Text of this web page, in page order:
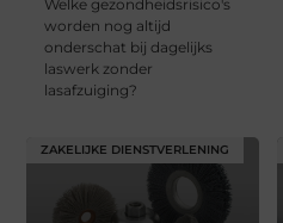
Welke gezondheidsrisico's
worden nog altijd
onderschat bij dagelijks
laswerk zonder
lasafzuiging?
ZAKELIJKE DIENSTVERLENING